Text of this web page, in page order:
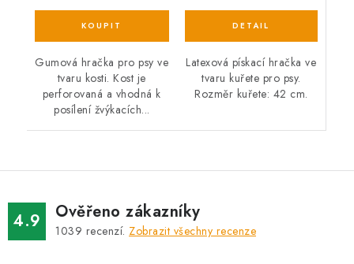
Gumová hračka pro psy ve
tvaru kosti. Kost je
perforovaná a vhodná k
posílení žvýkacích...
Latexová pískací hračka ve
tvaru kuřete pro psy.
Rozměr kuřete: 42 cm.
4.9 Ověřeno zákazníky
1039 recenzí. Zobrazit všechny recenze